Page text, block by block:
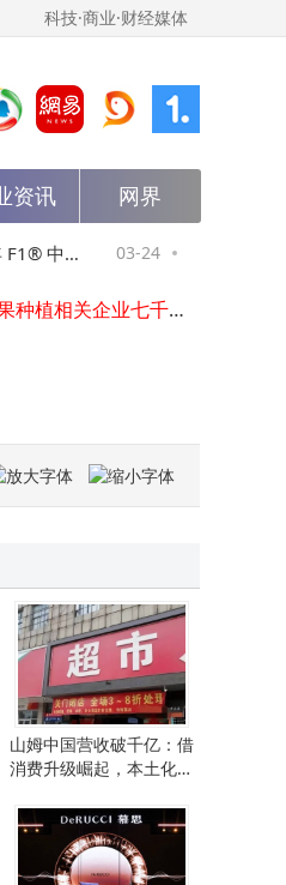
科技·商业·财经媒体
资讯 网界
中国 03-24 华为Mate80
升，3月27日
波成立空海科技公司
紫光云推出工业与芯片垂类大模型，以AI技术赋能政企市场降本增效
建晶圆厂的算力野心
马斯克再放大招：特斯拉与SpaceX联手，欲建芯片工厂满足AI需求
马斯克宣布特斯拉与SpaceX联手：在奥斯汀打造两座专用芯片工厂
雷军谈SU7订单：锁单量更真实可信，上市3天锁单破3万，5万余人试驾
中国苹果又多又好吃，企查查：苹果种植相关企业七千家，西北最多
山姆中国营收破千亿：借
消费升级崛起，本土化扩